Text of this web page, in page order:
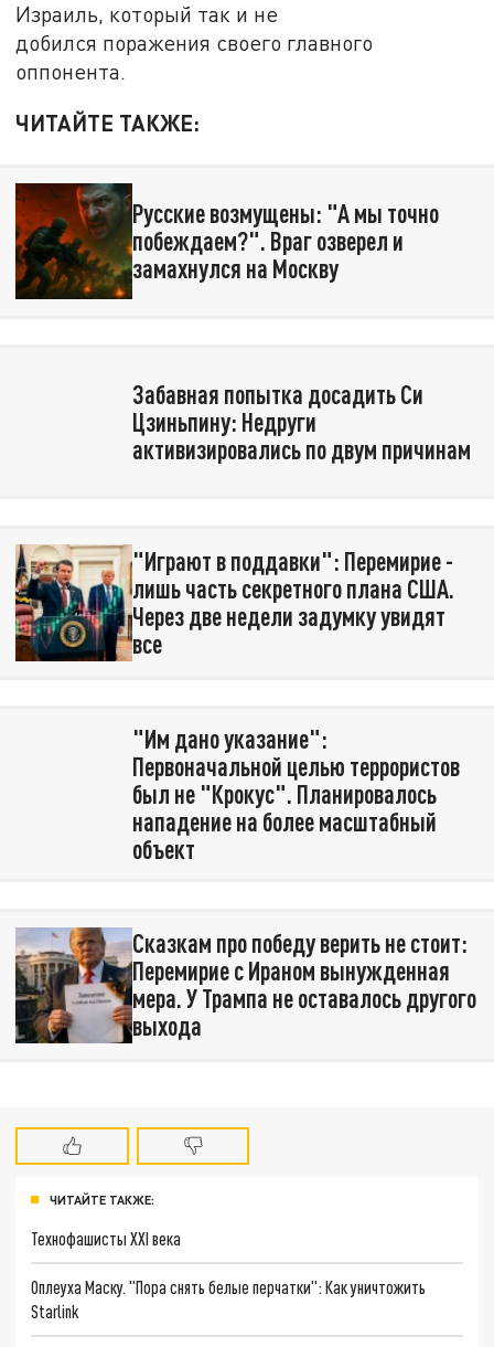
Израиль, который так и не
добился поражения своего главного
оппонента.
ЧИТАЙТЕ ТАКЖЕ:
Русские возмущены: "А мы точно
побеждаем?". Враг озверел и
замахнулся на Москву
Забавная попытка досадить Си
Цзиньпину: Недруги
активизировались по двум причинам
"Играют в поддавки": Перемирие -
лишь часть секретного плана США.
Через две недели задумку увидят
все
"Им дано указание":
Первоначальной целью террористов
был не "Крокус". Планировалось
нападение на более масштабный
объект
Сказкам про победу верить не стоит:
Перемирие с Ираном вынужденная
мера. У Трампа не оставалось другого
выхода
ЧИТАЙТЕ ТАКЖЕ:
Технофашисты XXI века
Оплеуха Маску. "Пора снять белые перчатки": Как уничтожить
Starlink